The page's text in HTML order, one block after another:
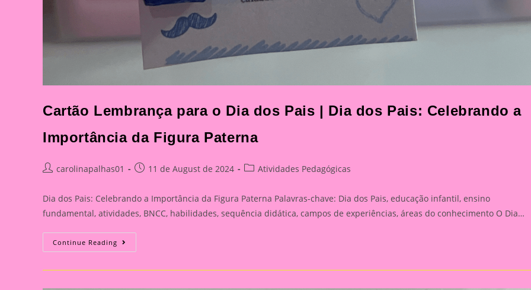
Cartão Lembrança para o Dia dos Pais | Dia dos Pais: Celebrando a
Importância da Figura Paterna
Postcarolinapalhas01
Post11 de August de 2024
PostAtividades Pedagógicas
Dia dos Pais: Celebrando a Importância da Figura Paterna Palavras-chave: Dia dos Pais, educação infantil, ensino
fundamental, atividades, BNCC, habilidades, sequência didática, campos de experiências, áreas do conhecimento O Dia…
Continue Reading Cartão
Lembrança